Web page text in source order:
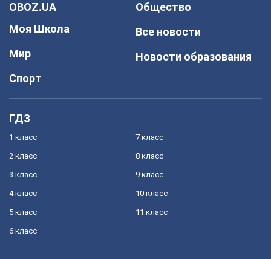
OBOZ.UA
Моя Школа
Мир
Спорт
Общество
Все новости
Новости образования
ГДЗ
1 класс
2 класс
3 класс
4 класс
5 класс
6 класс
7 класс
8 класс
9 класс
10 класс
11 класс